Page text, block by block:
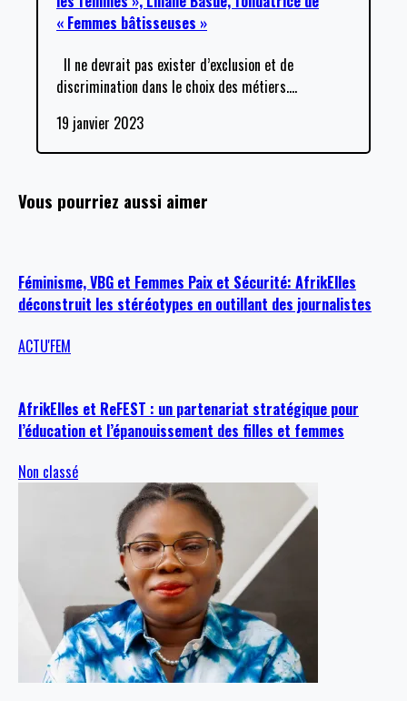
« Femmes bâtisseuses »
Il ne devrait pas exister d’exclusion et de
discrimination dans le choix des métiers.…
19 janvier 2023
Vous pourriez aussi aimer
Féminisme, VBG et Femmes Paix et Sécurité: AfrikElles
déconstruit les stéréotypes en outillant des journalistes
ACTU'FEM
AfrikElles et ReFEST : un partenariat stratégique pour
l’éducation et l’épanouissement des filles et femmes
Non classé